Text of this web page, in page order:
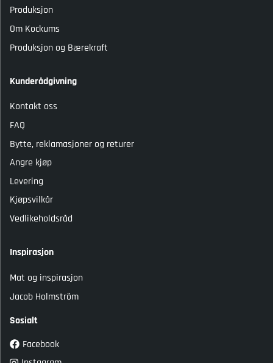
Produksjon
Om Kockums
Produksjon og Bærekraft
Kunderådgivning
Kontakt oss
FAQ
Bytte, reklamasjoner og returer
Angre kjøp
Levering
Kjøpsvilkår
Vedlikeholdsråd
Inspirasjon
Mat og inspirasjon
Jacob Holmström
Sosialt
Facebook